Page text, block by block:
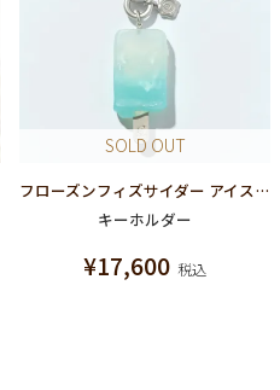
SOLD OUT
フローズンフィズサイダー アイスキャンディー キーホルダー
キーホルダー
¥17,600 税込